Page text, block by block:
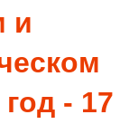
и
- 17